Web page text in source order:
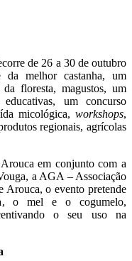
de 26 a 30 de outubro
melhor castanha, um
floresta, magustos, um
um concurso
micológica,workshops,
regionais, agrícolas
em conjunto com a
a AGA – Associação
Arouca, o evento pretende
o mel e o cogumelo,
o seu uso na